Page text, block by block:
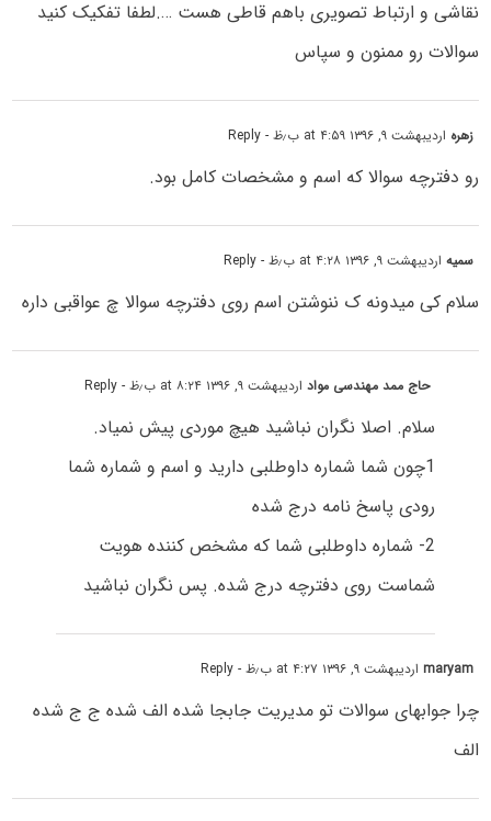
نقاشی و ارتباط تصویری باهم قاطی هست ….لطفا تفکیک کنید
سوالات رو ممنون و سپاس
زهره اردیبهشت ۹, ۱۳۹۶ at ۴:۵۹ ب٫ظ - Reply
رو دفترچه سوالا که اسم و مشخصات کامل بود.
سمیهاردیبهشت ۹, ۱۳۹۶ at ۴:۲۸ ب٫ظ - Reply
سلام کی میدونه ک ننوشتن اسم روی دفترچه سوالا چ عواقبی داره
حاج ممد مهندسی مواداردیبهشت ۹, ۱۳۹۶ at ۸:۲۴ ب٫ظ - Reply
سلام. اصلا نگران نباشید هیچ موردی پیش نمیاد.
1چون شما شماره داوطلبی دارید و اسم و شماره شما
رودی پاسخ نامه درج شده
2- شماره داوطلبی شما که مشخص کننده هویت
شماست روی دفترچه درج شده. پس نگران نباشید
maryamاردیبهشت ۹, ۱۳۹۶ at ۴:۲۷ ب٫ظ - Reply
چرا جوابهای سوالات تو مدیریت جابجا شده الف شده ج ج شده
الف